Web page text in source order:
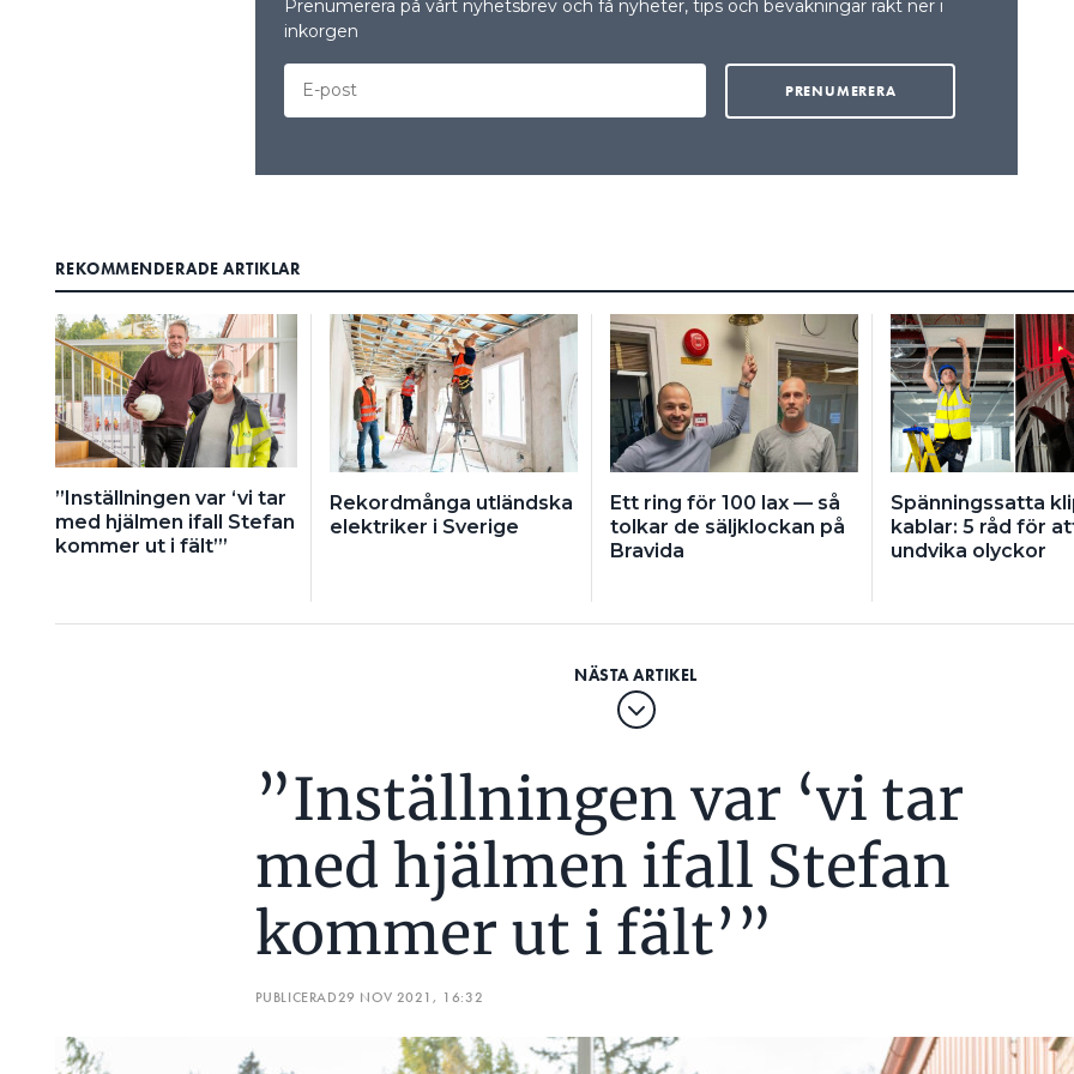
Prenumerera på vårt nyhetsbrev och få nyheter, tips och bevakningar rakt ner i
inkorgen
REKOMMENDERADE ARTIKLAR
”Inställningen var ‘vi tar
med hjälmen ifall Stefan
kommer ut i fält’”
Rekordmånga utländska
elektriker i Sverige
Ett ring för 100 lax — så
tolkar de säljklockan på
Bravida
Spänningssatta
kablar: 5 råd för
undvika olyckor
”Inställningen var ‘vi tar
med hjälmen ifall Stefan
kommer ut i fält’”
PUBLICERAD29 NOV 2021, 16:32